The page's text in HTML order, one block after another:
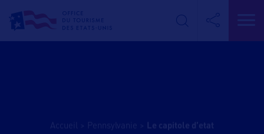
Accueil Pennsylvanie le capitole d’etat